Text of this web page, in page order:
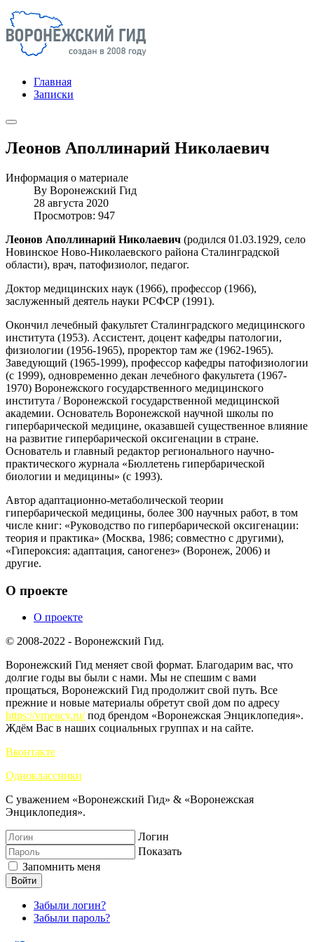
Главная
Записки
Леонов Аполлинарий Николаевич
Информация о материале
By Воронежский Гид
28 августа 2020
Просмотров: 947
Леонов Аполлинарий Николаевич (родился 01.03.1929, село
Новинское Ново-Николаевского района Сталинградской
области), врач, патофизиолог, педагог.
Доктор медицинских наук (1966), профессор (1966),
заслуженный деятель науки РСФСР (1991).
Окончил лечебный факультет Сталинградского медицинского
института (1953). Ассистент, доцент кафедры патологии,
физиологии (1956-1965), проректор там же (1962-1965).
Заведующий (1965-1999), профессор кафедры патофизиологии
(с 1999), одновременно декан лечебного факультета (1967-
1970) Воронежского государственного медицинского
института / Воронежской государственной медицинской
академии. Основатель Воронежской научной школы по
гипербарической медицине, оказавшей существенное влияние
на развитие гипербарической оксигенации в стране.
Основатель и главный редактор регионального научно-
практического журнала «Бюллетень гипербарической
биологии и медицины» (с 1993).
Автор адаптационно-метаболической теории
гипербарической медицины, более 300 научных работ, в том
числе книг: «Руководство по гипербарической оксигенации:
теория и практика» (Москва, 1986; совместно с другими),
«Гипероксия: адаптация, саногенез» (Воронеж, 2006) и
другие.
О проекте
О проекте
© 2008-2022 - Воронежский Гид.
Воронежский Гид меняет свой формат. Благодарим вас, что
долгие годы вы были с нами. Мы не спешим с вами
прощаться, Воронежский Гид продолжит свой путь. Все
прежние и новые материалы обретут свой дом по адресу
https://vrnency.ru/под брендом «Воронежская Энциклопедия».
Ждём Вас в наших социальных группах и на сайте.
Вконтакте
Одноклассники
С уважением «Воронежский Гид» & «Воронежская
Энциклопедия».
Логин
Показать
Запомнить меня
Войти
Забыли логин?
Забыли пароль?